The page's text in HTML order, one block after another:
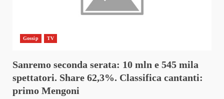
Gossip TV
Sanremo seconda serata: 10 mln e 545 mila
spettatori. Share 62,3%. Classifica cantanti:
primo Mengoni